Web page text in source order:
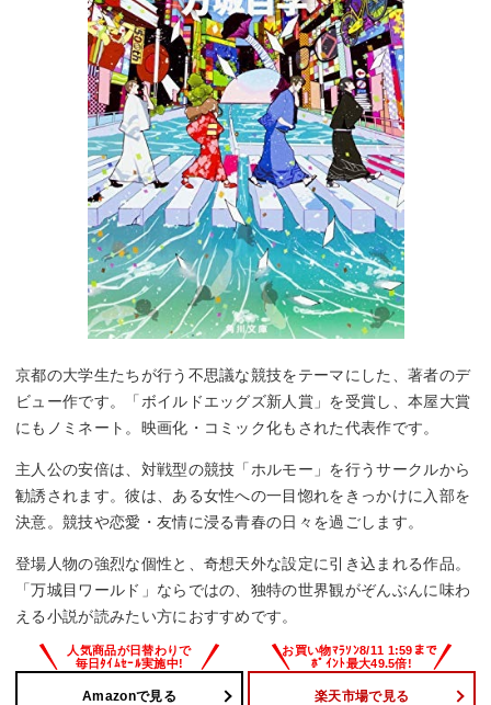
京都の大学生たちが行う不思議な競技をテーマにした、著者のデ
ビュー作です。「ボイルドエッグズ新人賞」を受賞し、本屋大賞
にもノミネート。映画化・コミック化もされた代表作です。
主人公の安倍は、対戦型の競技「ホルモー」を行うサークルから
勧誘されます。彼は、ある女性への一目惚れをきっかけに入部を
決意。競技や恋愛・友情に浸る青春の日々を過ごします。
登場人物の強烈な個性と、奇想天外な設定に引き込まれる作品。
「万城目ワールド」ならではの、独特の世界観がぞんぶんに味わ
える小説が読みたい方におすすめです。
Amazonで見る 楽天市場で見る